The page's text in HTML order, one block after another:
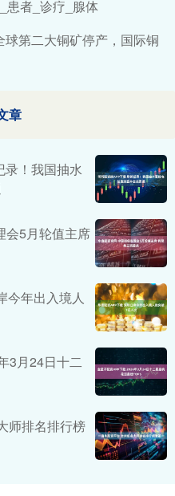
者_诊疗_腺体
第二大铜矿停产，国际铜
章
录！我国抽水
会5月轮值主席
今年出入境人
3月24日十二
师排名排行榜